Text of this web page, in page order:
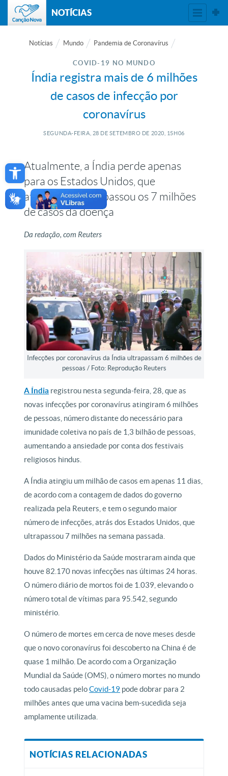
Open toolbar
NOTÍCIAS
Notícias Mundo Pandemia de Coronavírus
COVID-19 NO MUNDO
Índia registra mais de 6 milhões
de casos de infecção por
coronavírus
SEGUNDA-FEIRA, 28 DE SETEMBRO DE 2020, 15H06
Atualmente, a Índia perde apenas
para os Estados Unidos, que
atualmente ultrapassou os 7 milhões
de casos da doença
Da redação, com Reuters
Infecções por coronavírus da Índia ultrapassam 6 milhões de
pessoas / Foto: Reprodução Reuters
A Índia registrou nesta segunda-feira, 28, que as
novas infecções por coronavírus atingiram 6 milhões
de pessoas, número distante do necessário para
imunidade coletiva no país de 1,3 bilhão de pessoas,
aumentando a ansiedade por conta dos festivais
religiosos hindus.
A Índia atingiu um milhão de casos em apenas 11 dias,
de acordo com a contagem de dados do governo
realizada pela Reuters, e tem o segundo maior
número de infecções, atrás dos Estados Unidos, que
ultrapassou 7 milhões na semana passada.
Dados do Ministério da Saúde mostraram ainda que
houve 82.170 novas infecções nas últimas 24 horas.
O número diário de mortos foi de 1.039, elevando o
número total de vítimas para 95.542, segundo
ministério.
O número de mortes em cerca de nove meses desde
que o novo coronavírus foi descoberto na China é de
quase 1 milhão. De acordo com a Organização
Mundial da Saúde (OMS), o número mortes no mundo
todo causadas peloCovid-19 pode dobrar para 2
milhões antes que uma vacina bem-sucedida seja
amplamente utilizada.
NOTÍCIAS RELACIONADAS